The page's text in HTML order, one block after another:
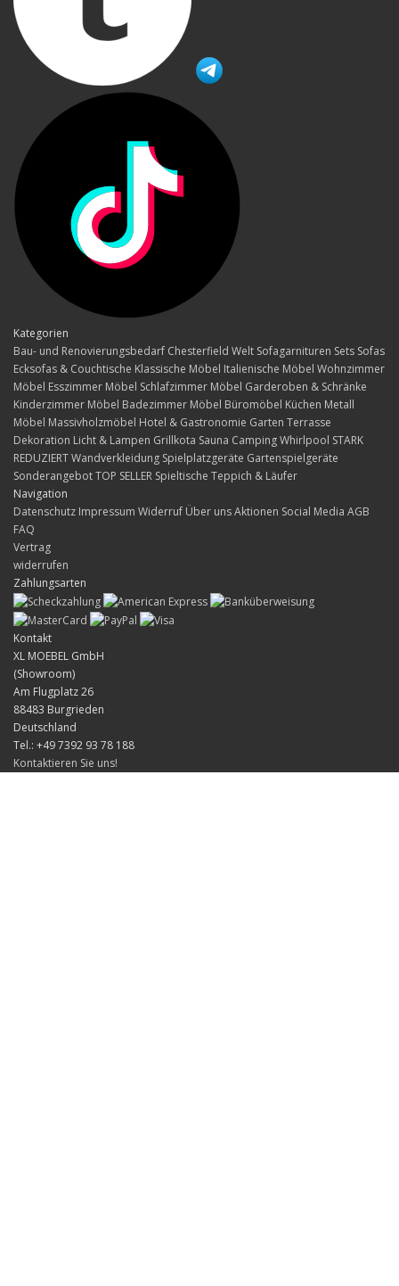
Kategorien
Bau- und Renovierungsbedarf Chesterfield Welt Sofagarnituren Sets Sofas
Ecksofas & Couchtische Klassische Möbel Italienische Möbel Wohnzimmer
Möbel Esszimmer Möbel Schlafzimmer Möbel Garderoben & Schränke
Kinderzimmer Möbel Badezimmer Möbel Büromöbel Küchen Metall
Möbel Massivholzmöbel Hotel & Gastronomie Garten Terrasse
Dekoration Licht & Lampen Grillkota Sauna Camping Whirlpool STARK
REDUZIERTWandverkleidung Spielplatzgeräte Gartenspielgeräte
SonderangebotTOP SELLER Spieltische Teppich & Läufer
Navigation
Datenschutz Impressum Widerruf Über unsAktionen Social Media AGB
FAQ
Vertrag
widerrufen
Zahlungsarten
Kontakt
XL MOEBEL GmbH
(Showroom)
Am Flugplatz 26
88483 Burgrieden
Deutschland
Tel.: +49 7392 93 78 188
Kontaktieren Sie uns!